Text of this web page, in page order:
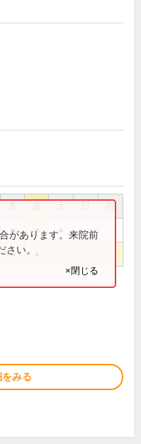
祝
● ●
●
があります。来院前
い。
×閉じる
みる